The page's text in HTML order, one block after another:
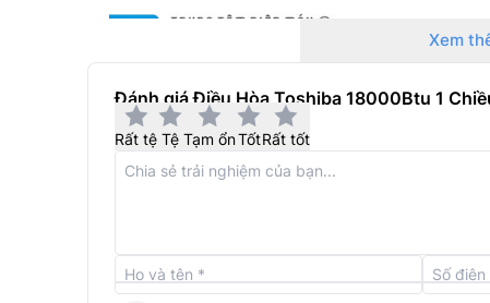
Xem
Đánh giá Điều Hòa Toshiba 18000Btu 1
Rất tệ Tệ Tạm ổnTốtRất tốt